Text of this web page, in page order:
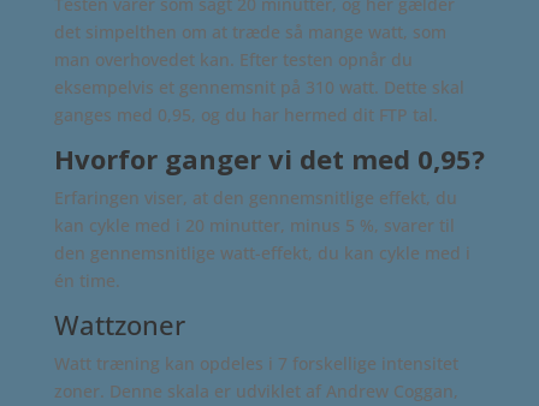
det simpelthen om at træde så mange watt, som
man overhovedet kan. Efter testen opnår du
eksempelvis et gennemsnit på 310 watt. Dette skal
ganges med 0,95, og du har hermed dit FTP tal.
Hvorfor ganger vi det med 0,95?
Erfaringen viser, at den gennemsnitlige effekt, du
kan cykle med i 20 minutter, minus 5 %, svarer til
den gennemsnitlige watt-effekt, du kan cykle med i
én time.
Wattzoner
Watt træning kan opdeles i 7 forskellige intensitet
zoner. Denne skala er udviklet af Andrew Coggan,